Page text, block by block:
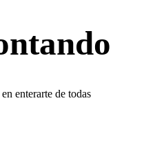
enterarte de todas